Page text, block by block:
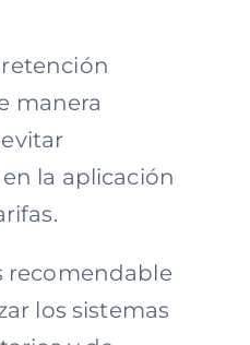
manera
la aplicación
recomendable
los sistemas